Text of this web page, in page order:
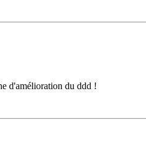
d'amélioration du ddd !